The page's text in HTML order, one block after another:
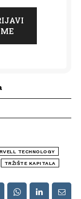
TECHNOLOGY
TRŽIŠTE KAPITALA